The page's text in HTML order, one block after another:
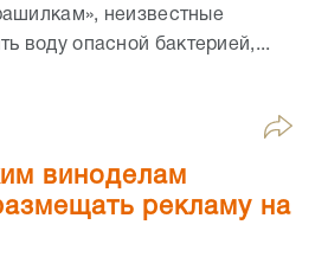
неизвестные
воду опасной бактерией,...
виноделам
рекламу на